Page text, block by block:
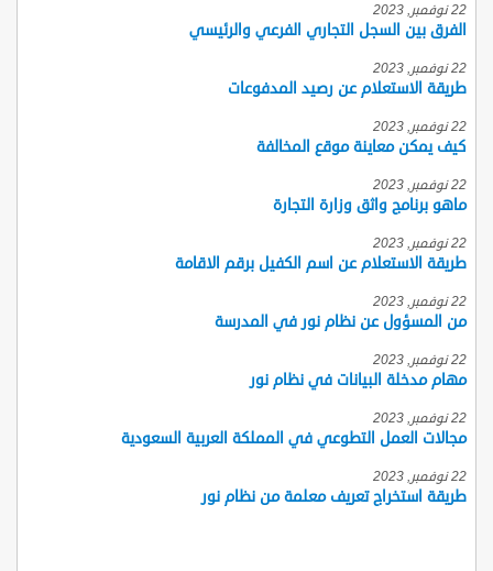
22 نوفمبر, 2023
الفرق بين السجل التجاري الفرعي والرئيسي
22 نوفمبر, 2023
طريقة الاستعلام عن رصيد المدفوعات
22 نوفمبر, 2023
كيف يمكن معاينة موقع المخالفة
22 نوفمبر, 2023
ماهو برنامج واثق وزارة التجارة
22 نوفمبر, 2023
طريقة الاستعلام عن اسم الكفيل برقم الاقامة
22 نوفمبر, 2023
من المسؤول عن نظام نور في المدرسة
22 نوفمبر, 2023
مهام مدخلة البيانات في نظام نور
22 نوفمبر, 2023
مجالات العمل التطوعي في المملكة العربية السعودية
22 نوفمبر, 2023
طريقة استخراج تعريف معلمة من نظام نور